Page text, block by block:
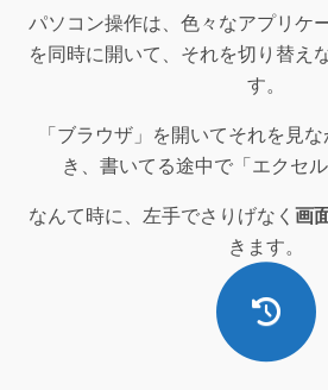
パソコン操作は、色々なアプリケ
を同時に開いて、それを切り替え
す。
「ブラウザ」を開いてそれを見
き、書いてる途中で「エクセ
なんて時に、左手でさりげなく 画
きます。